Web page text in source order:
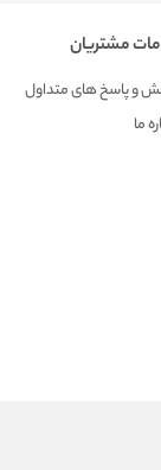
مشتریان
و پاسخ های متداول
ما